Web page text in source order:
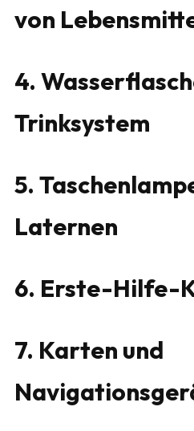
von
4.
Trinksystem
5.
Laternen
6. Erste-Hilfe-
7. Karten und